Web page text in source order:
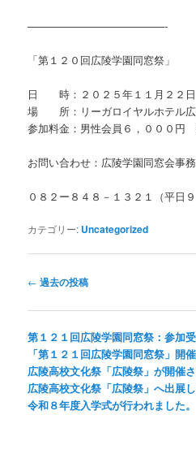
—————————————-
「第１２０回広陵学園同窓祭」
日 時：２０２５年１１月２２日
場 所：リーガロイヤルホテル広
参加料金：男性会員６，０００円
お問い合わせ：広陵学園同窓会事
０８２ー８４８－１３２１（平日
カテゴリー: Uncategorized
投
ナ
ビ
ゲ
ー
シ
ョ
← 過去の投稿
第１２１回広陵学園同窓祭：参加
「第１２１回広陵学園同窓祭」開
広陵高校文化祭「広陵祭」が開催さ
広陵高校文化祭「広陵祭」へ出展し
令和８年度入学式が行われました。